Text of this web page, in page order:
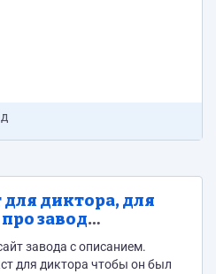
для диктора, для
завод
завода с описанием.
для диктора чтобы он был